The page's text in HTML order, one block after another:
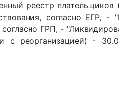
реестр
согласно ЕГР,
согласно ГРП, -
с реорганизацией) -